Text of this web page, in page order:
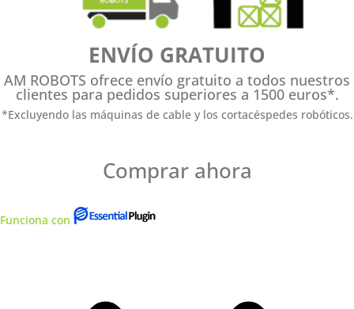
ENVÍO GRATUITO
AM ROBOTS ofrece envío gratuito a todos nuestros
clientes para pedidos superiores a 1500 euros*.
*Excluyendo las máquinas de cable y los cortacéspedes robóticos.
Comprar ahora
Funciona con